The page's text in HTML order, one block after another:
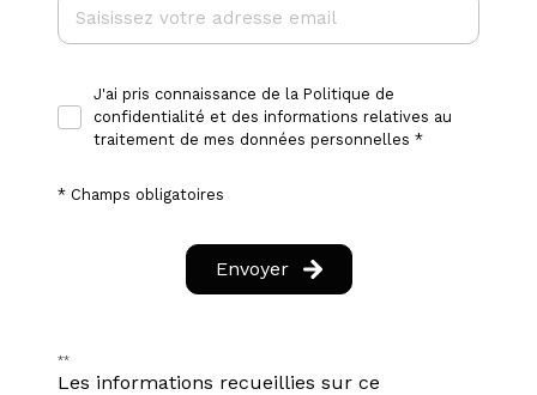
J'ai pris connaissance de la Politique de
confidentialité et des informations relatives au
traitement de mes données personnelles *
* Champs obligatoires
Envoyer
**
Les informations recueillies sur ce